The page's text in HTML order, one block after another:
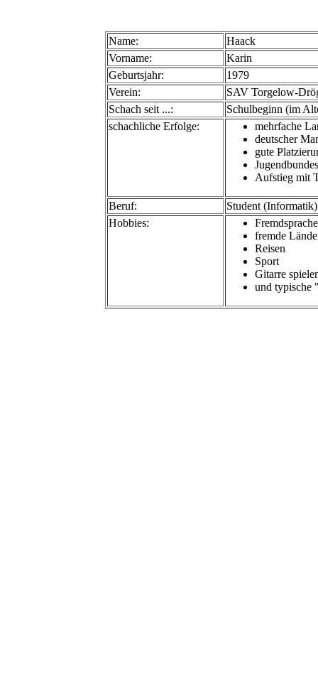
Name:
Haack
Vorname:
Karin
Geburtsjahr:
1979
Verein:
SAV Torgelow-
Schach seit ...:
Schulbeginn (im
schachliche Erfolge:
mehrfache
deutscher
gute
Aufstieg mit
Beruf:
Student
Hobbies:
fremde
Reisen
Sport
Gitarre
und typische